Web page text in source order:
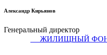
Александр Кирьянов
Генеральный директор
ЖИЛИЩНЫЙ